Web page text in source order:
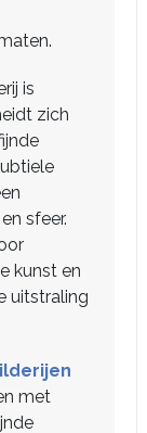
is
zich
sfeer.
kunst en
uitstraling
met